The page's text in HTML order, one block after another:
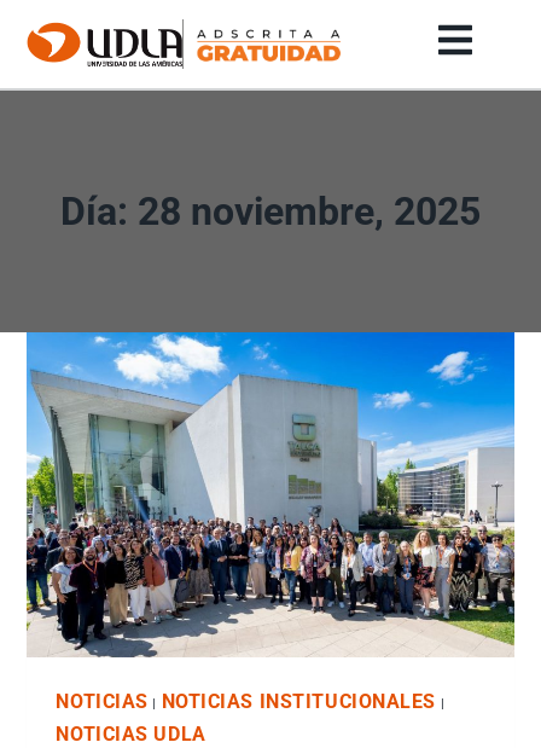
Día: 28 noviembre, 2025
NOTICIAS NOTICIAS INSTITUCIONALES
NOTICIAS UDLA